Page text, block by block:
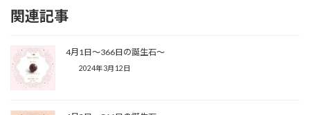
関連記事
4月1日〜366日の誕生石〜
2024年3月12日